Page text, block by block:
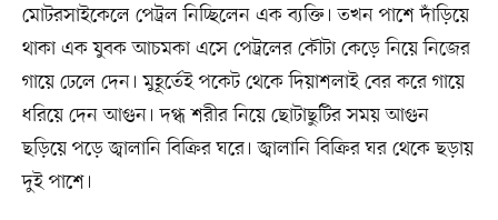
মোটরসাইকেলে পেট্রল নিচ্ছিলেন এক ব্যক্তি। তখন পাশে দাঁড়িয়ে
থাকা এক যুবক আচমকা এসে পেট্রলের কৌটা কেড়ে নিয়ে নিজের
গায়ে ঢেলে দেন। মুহূর্তেই পকেট থেকে দিয়াশলাই বের করে গায়ে
ধরিয়ে দেন আগুন। দগ্ধ শরীর নিয়ে ছোটাছুটির সময় আগুন
ছড়িয়ে পড়ে জ্বালানি বিক্রির ঘরে। জ্বালানি বিক্রির ঘর থেকে ছড়ায়
দুই পাশে।